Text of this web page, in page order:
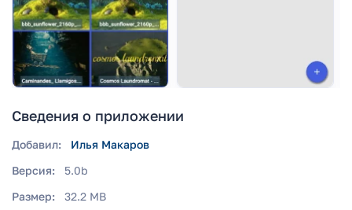
Сведения о приложении
Добавил:
Илья Макаров
Версия:
5.0b
Размер:
32.2 MB